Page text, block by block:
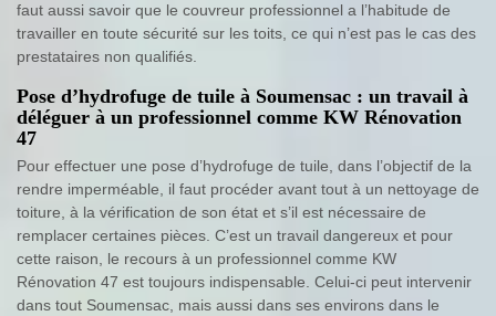
faut aussi savoir que le couvreur professionnel a l’habitude de
travailler en toute sécurité sur les toits, ce qui n’est pas le cas des
prestataires non qualifiés.
Pose d’hydrofuge de tuile à Soumensac : un travail à
déléguer à un professionnel comme KW Rénovation
47
Pour effectuer une pose d’hydrofuge de tuile, dans l’objectif de la
rendre imperméable, il faut procéder avant tout à un nettoyage de
toiture, à la vérification de son état et s’il est nécessaire de
remplacer certaines pièces. C’est un travail dangereux et pour
cette raison, le recours à un professionnel comme KW
Rénovation 47 est toujours indispensable. Celui-ci peut intervenir
dans tout Soumensac, mais aussi dans ses environs dans le